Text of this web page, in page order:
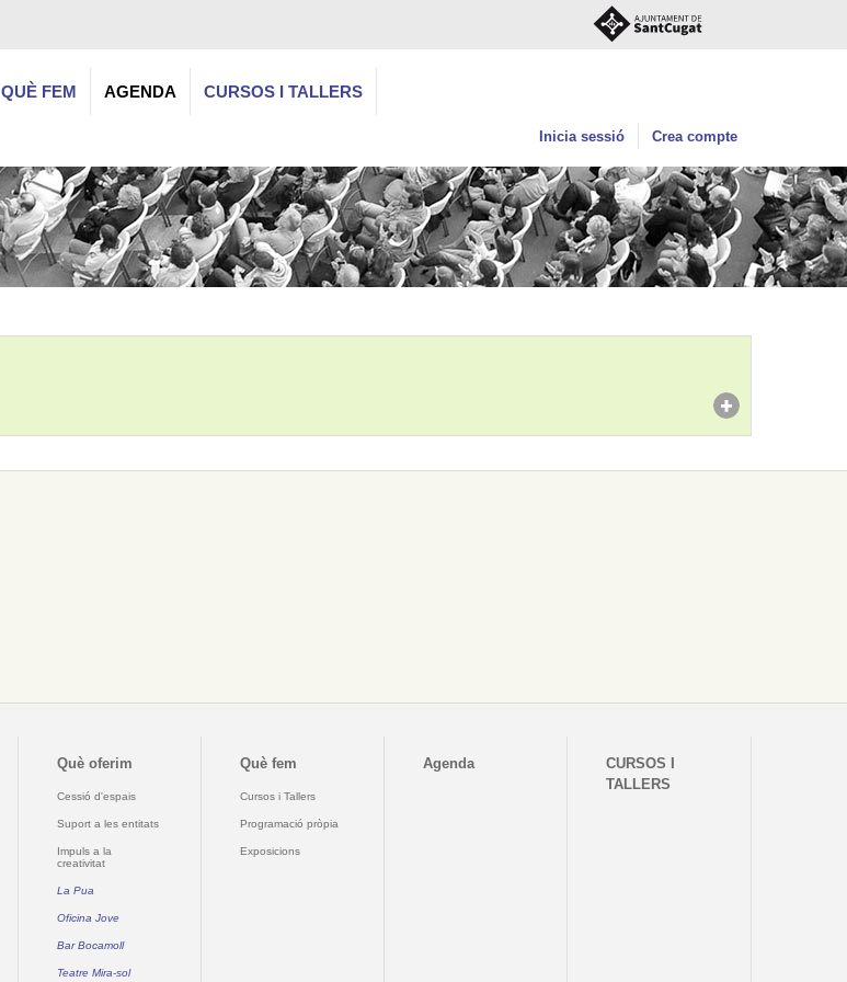
QUÈ FEM AGENDA CURSOS I TALLERS
Inicia sessió Crea compte
Què oferim
Cessió d'espais
Suport a les entitats
Impuls a la
creativitat
La Pua
Oficina Jove
Bar Bocamoll
Teatre Mira-sol
Què fem
Cursos i Tallers
Programació pròpia
Exposicions
Agenda
CURSOS I
TALLERS